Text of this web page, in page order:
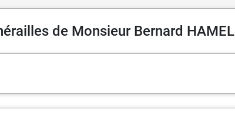
de Monsieur Bernard HAMEL